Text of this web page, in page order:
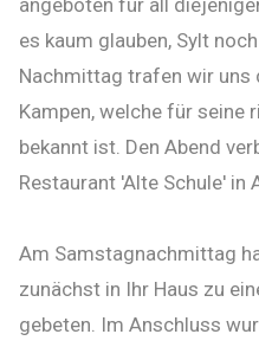
angeboten für all
es kaum glauben, Sylt
Nachmittag trafen wir uns
Kampen, welche für seine
bekannt ist. Den Abend
Restaurant 'Alte Schule' in
Am Samstagnachmittag
zunächst in Ihr Haus zu
gebeten. Im Anschluss